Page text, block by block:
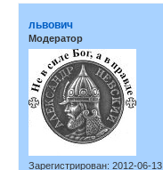
львович
Модератор
Зарегистрирован: 2012-06-13